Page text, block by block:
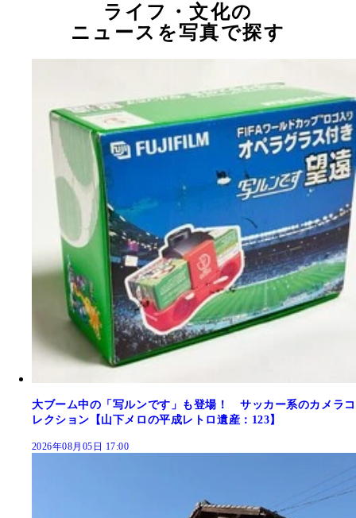
ライフ・文化の
ニュースを写真で探す
大ブーム中の「写ルンです」も登場！ サッカー系のカメラコ
レクション【山下メロの平成レトロ遺産：123】
2026年08月05日 17:00